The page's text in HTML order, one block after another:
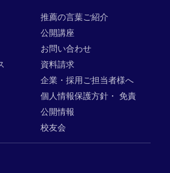
推薦の言葉ご紹介
公開講座
お問い合わせ
資料請求
企業・採用ご担当者様へ
個人情報保護方針・ 免責
公開情報
校友会